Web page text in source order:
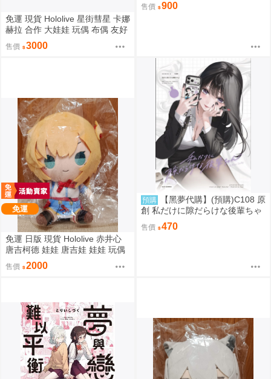
免運 現貨 Hololive 星街彗星 卡娜
赫拉 合作 大娃娃 玩偶 布偶 友好
抱抱大娃娃 星街すいせい カナヘ
イの小動物 なかよしハグぬいぐ
售價 3000
售價 900
免運
免運 日版 現貨 Hololive 赤井心
唐吉柯德 娃娃 唐吉娃 娃娃 玩偶
ドン・キホーテ もちどる 赤井は
あと
售價 2000
預購
【黑夢代購】(預購)C108 原
創 私だけに隙だらけな後輩ちゃ
ん 社團名:saeu 繪師:saeu
售價 470